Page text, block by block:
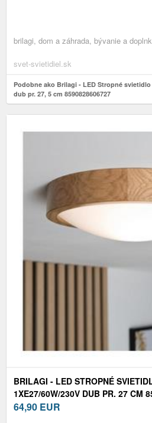
brilagi, dom a záhrada, bývanie a
svet-svietidiel.sk
Podobne ako Brilagi - LED Stropné svietidlo
dub pr. 27, 5 cm 8590828606727
BRILAGI - LED STROPNÉ
1XE27/60W/230V DUB PR. 27 CM
64,90 EUR